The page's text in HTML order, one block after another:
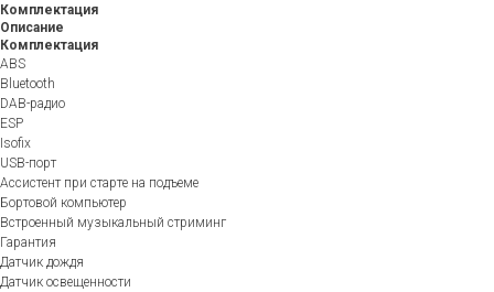
Комплектация
Описание
Комплектация
ABS
Bluetooth
DAB-радио
ESP
Isofix
USB-порт
Ассистент при старте на подъеме
Бортовой компьютер
Встроенный музыкальный стриминг
Гарантия
Датчик дождя
Датчик освещенности